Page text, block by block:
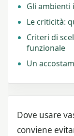
Gli ambienti
Le criticità:
Criteri di
funzionale
Un
Dove usare
conviene